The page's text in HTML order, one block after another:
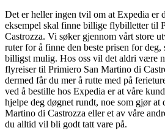
Det er heller ingen tvil om at Expedia er
eksempel skal finne billige flybilletter til
Castrozza. Vi søker gjennom vårt store
ruter for å finne den beste prisen for
billigst mulig. Hos oss vil det aldri være
flyreiser til Primiero San Martino di
dermed får du mer å rutte med på
ved å bestille hos Expedia er at våre
hjelpe deg døgnet rundt, noe som gjør
Martino di Castrozza eller et av våre
du alltid vil bli godt tatt vare på.